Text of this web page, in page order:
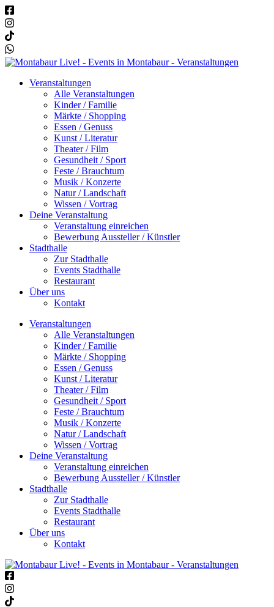
Veranstaltungen
Alle Veranstaltungen
Kinder / Familie
Märkte / Shopping
Essen / Genuss
Kunst / Literatur
Theater / Film
Gesundheit / Sport
Feste / Brauchtum
Musik / Konzerte
Natur / Landschaft
Wissen / Vortrag
Deine Veranstaltung
Veranstaltung einreichen
Bewerbung Aussteller / Künstler
Stadthalle
Zur Stadthalle
Events Stadthalle
Restaurant
Über uns
Kontakt
Veranstaltungen
Alle Veranstaltungen
Kinder / Familie
Märkte / Shopping
Essen / Genuss
Kunst / Literatur
Theater / Film
Gesundheit / Sport
Feste / Brauchtum
Musik / Konzerte
Natur / Landschaft
Wissen / Vortrag
Deine Veranstaltung
Veranstaltung einreichen
Bewerbung Aussteller / Künstler
Stadthalle
Zur Stadthalle
Events Stadthalle
Restaurant
Über uns
Kontakt